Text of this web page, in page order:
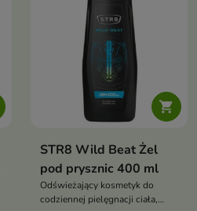

STR8 Wild Beat Żel
pod prysznic 400 ml
Odświeżający kosmetyk do
codziennej pielęgnacji ciała,